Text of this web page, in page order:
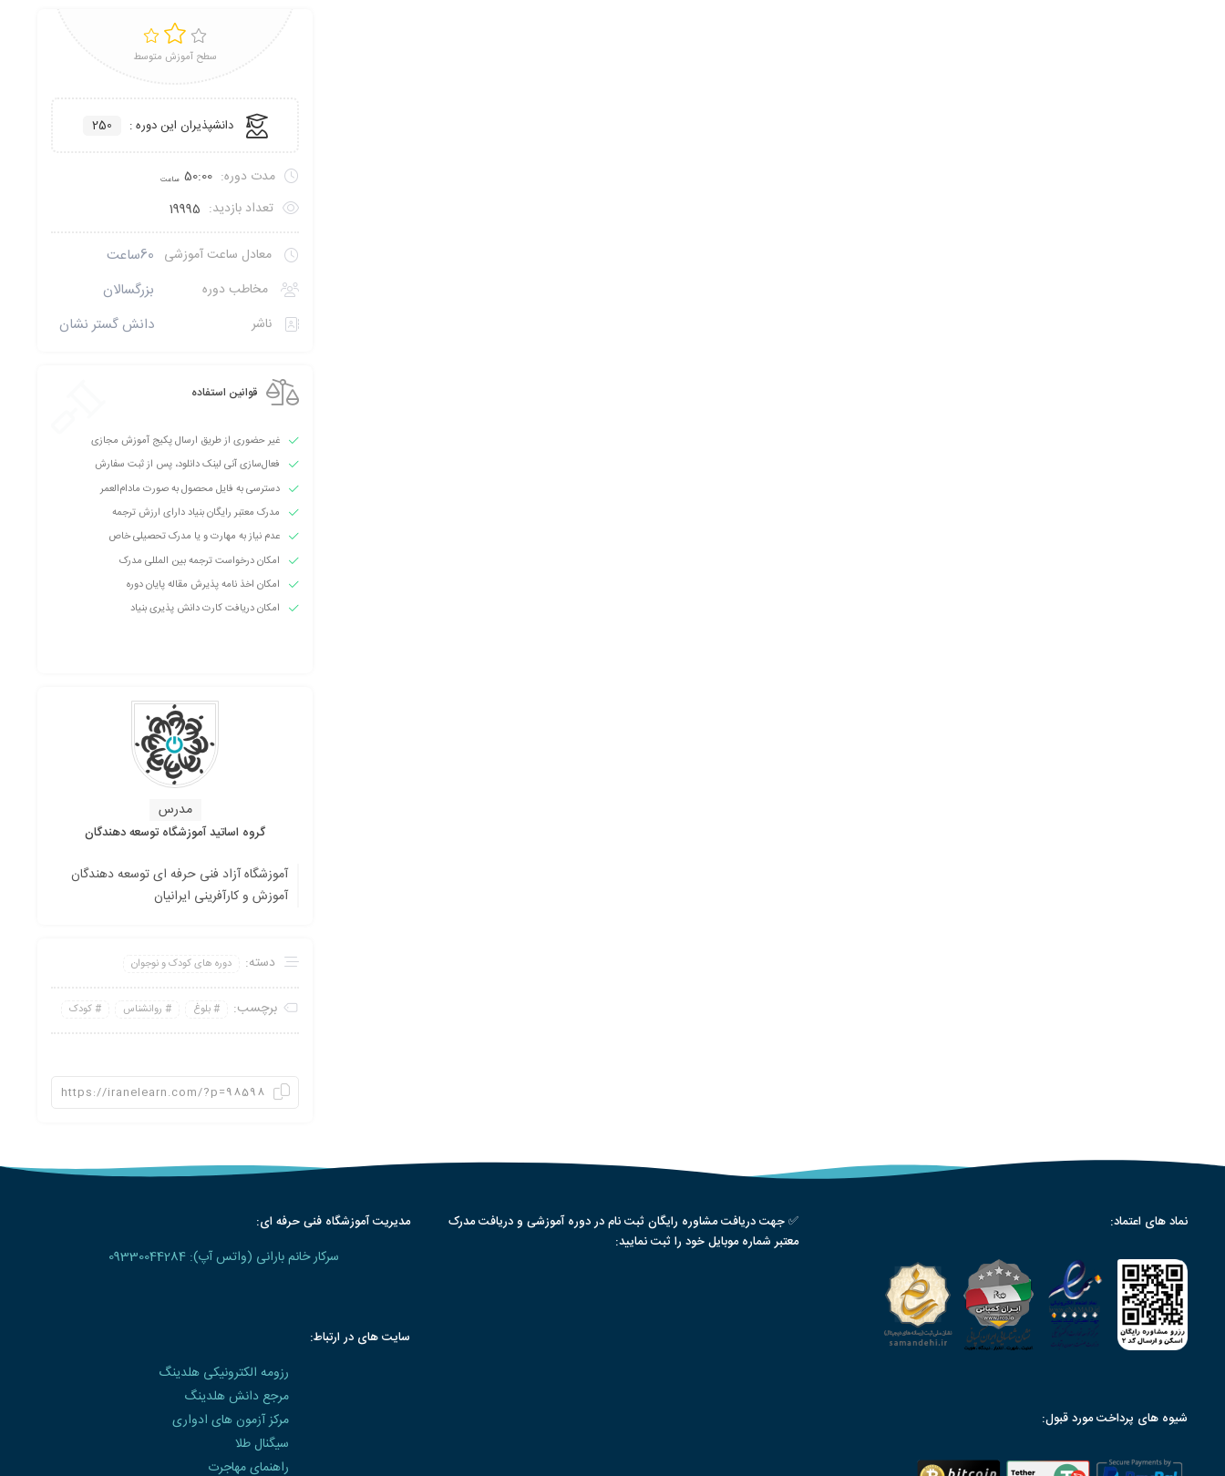
سطح آموزش متوسط
دانشپذیران این دوره : 250
مدت دوره: 50:00 ساعت
تعداد بازدید: 19995
معادل ساعت آموزشی 60ساعت
مخاطب دوره بزرگسالان
ناشر دانش گستر نشان
قوانین استفاده
غیر حضوری از طریق ارسال پکیج آموزش مجازی
فعال‌سازی آنی لینک دانلود، پس از ثبت سفارش
دسترسی به فایل محصول به صورت مادام‌العمر
مدرک معتبر رایگان بنیاد دارای ارزش ترجمه
عدم نیاز به مهارت و یا مدرک تحصیلی خاص
امکان درخواست ترجمه بین المللی مدرک
امکان اخذ نامه پذیرش مقاله پایان دوره
امکان دریافت کارت دانش پذیری بنیاد
مدرس
گروه اساتید آموزشگاه توسعه دهندگان
آموزشگاه آزاد فنی حرفه ای توسعه دهندگان
آموزش و کارآفرینی ایرانیان
دسته: دوره های کودک و نوجوان
برچسب: بلوغ روانشناس کودک
نماد های اعتماد:
شیوه های پرداخت مورد قبول:
✅ جهت دریافت مشاوره رایگان ثبت نام در دوره آموزشی و دریافت مدرک
معتبر شماره موبایل خود را ثبت نمایید:
مدیریت آموزشگاه فنی حرفه ای:
سرکار خانم بارانی (واتس آپ): 09330044284
سایت های در ارتباط:
رزومه الکترونیکی هلدینگ
مرجع دانش هلدینگ
مرکز آزمون های ادواری
سیگنال طلا
راهنمای مهاجرت